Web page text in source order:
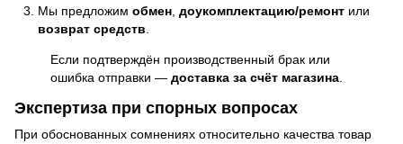
Мы предложим обмен доукомплектацию/ремонт или
возврат средств
Если подтверждён производственный брак или
ошибка отправки — доставка за счёт магазина
Экспертиза при спорных вопросах
При обоснованных сомнениях относительно качества товар